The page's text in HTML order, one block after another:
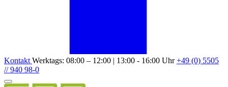
Kontakt Werktags: 08:00 – 12:00 | 13:00 - 16:00 Uhr+49 (0) 5505
// 940 98-0